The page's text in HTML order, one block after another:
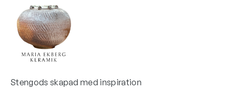
Stengods skapad med inspiration